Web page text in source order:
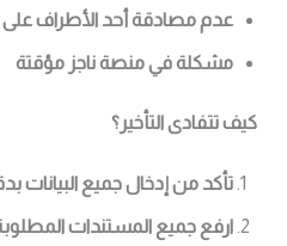
عدم مصادقة أحد الأطراف على
مشكلة في منصة ناجز مؤقتة
كيف تتفادى التأخير؟
تأكد من إدخال جميع البيانات
ارفع جميع المستندات